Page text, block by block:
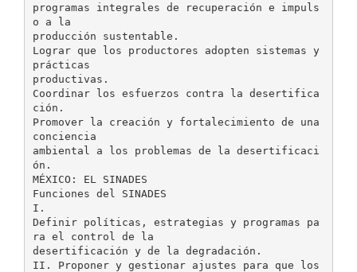
programas integrales de recuperación e impuls
o a la
producción sustentable.
Lograr que los productores adopten sistemas y
prácticas
productivas.
Coordinar los esfuerzos contra la desertifica
ción.
Promover la creación y fortalecimiento de una
conciencia
ambiental a los problemas de la desertificaci
ón.
MÉXICO: EL SINADES
Funciones del SINADES
I.
Definir políticas, estrategias y programas pa
ra el control de la
desertificación y de la degradación.
II. Proponer y gestionar ajustes para que los